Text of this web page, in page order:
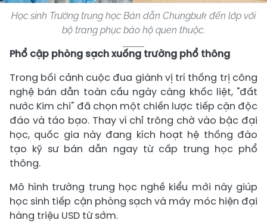
Học sinh Trường trung học Bán dẫn Chungbuk đến lớp với
bộ trang phục bảo hộ quen thuộc.
Phổ cập phòng sạch xuống trường phổ thông
Trong bối cảnh cuộc đua giành vị trí thống trị công
nghệ bán dẫn toàn cầu ngày càng khốc liệt, "đất
nước Kim chi" đã chọn một chiến lược tiếp cận độc
đáo và táo bạo. Thay vì chỉ trông chờ vào bậc đại
học, quốc gia này đang kích hoạt hệ thống đào
tạo kỹ sư bán dẫn ngay từ cấp trung học phổ
thông.
Mô hình trường trung học nghề kiểu mới này giúp
học sinh tiếp cận phòng sạch và máy móc hiện đại
hàng triệu USD từ sớm.